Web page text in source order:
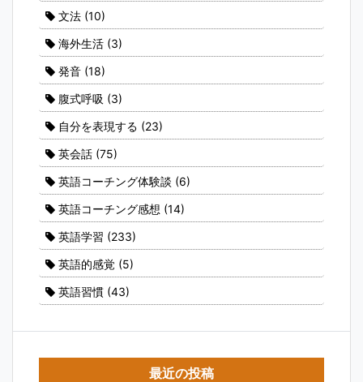
文法 (10)
海外生活 (3)
発音 (18)
腹式呼吸 (3)
自分を表現する (23)
英会話 (75)
英語コーチング体験談 (6)
英語コーチング感想 (14)
英語学習 (233)
英語的感覚 (5)
英語習慣 (43)
最近の投稿